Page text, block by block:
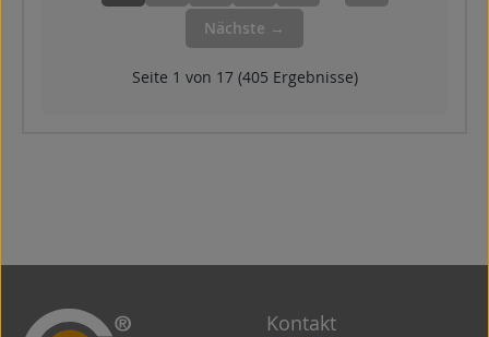
Seite 1 von 17 (405 Ergebnisse)
Nächste →
Kontakt